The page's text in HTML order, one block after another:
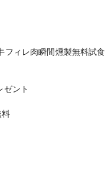
ィレ肉瞬間燻製無料試食
ント